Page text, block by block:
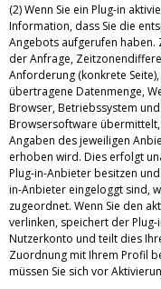
(2) Wenn Sie ein Plug-in
Information, dass Sie die
Angebots aufgerufen haben.
der Anfrage,
Anforderung (konkrete
übertragene Datenmenge,
Browser, Betriebssystem
Browsersoftware übermittelt,
Angaben des jeweiligen
erhoben wird. Dies erfolgt
Plug-in-Anbieter besitzen
in-Anbieter eingeloggt sind,
zugeordnet. Wenn Sie den
verlinken, speichert der
Nutzerkonto und teilt dies
Zuordnung mit Ihrem Profil
müssen Sie sich vor